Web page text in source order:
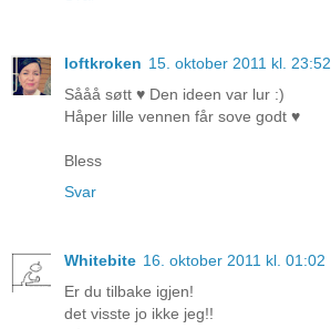
loftkroken 15. oktober 2011 kl. 23:52
Sååå søtt ♥ Den ideen var lur :)
Håper lille vennen får sove godt ♥
Bless
Svar
Whitebite 16. oktober 2011 kl. 01:02
Er du tilbake igjen!
det visste jo ikke jeg!!